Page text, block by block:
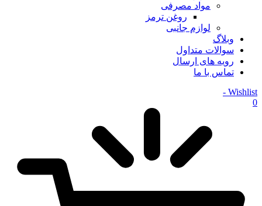
مواد مصرفی
روغن ترمز
لوازم جانبی
وبلاگ
سوالات متداول
رویه های ارسال
تماس با ما
Wishlist -
0